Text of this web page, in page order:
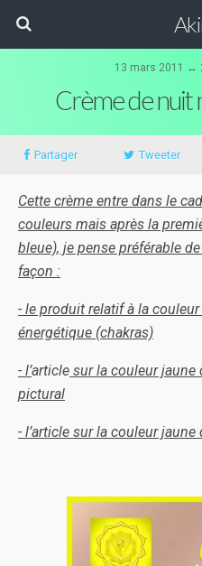
13 mars 2011 ↔
Crème de nuit
Partager Tweeter
Cette crème entre dans le
couleurs mais après la
bleue), je pense préférable
façon :
- le produit relatif à la
énergétique (chakras)
- l’article sur la couleur jaune
pictural
- l’article sur la couleur